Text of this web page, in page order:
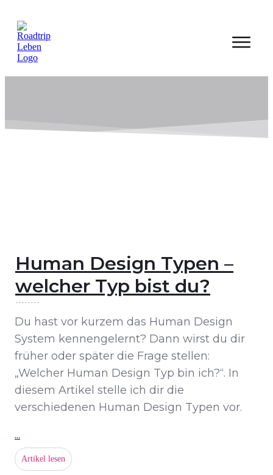
Human Design Typen –
welcher Typ bist du?
Du hast vor kurzem das Human Design
System kennengelernt? Dann wirst du dir
früher oder später die Frage stellen:
„Welcher Human Design Typ bin ich?“. In
diesem Artikel stelle ich dir die
verschiedenen Human Design Typen vor.
...
Artikel lesen